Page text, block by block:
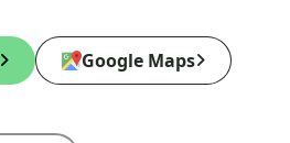
Google Maps